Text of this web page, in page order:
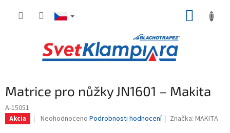
Matrice pro nůžky JN1601 – Makita
A-15051
Akcia
Průměrné
Neohodnoceno Podrobnosti hodnocení Značka:MAKITA